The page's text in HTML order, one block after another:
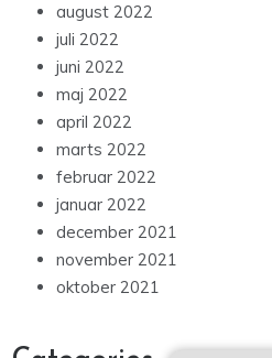
august 2022
juli 2022
juni 2022
maj 2022
april 2022
marts 2022
februar 2022
januar 2022
december 2021
november 2021
oktober 2021